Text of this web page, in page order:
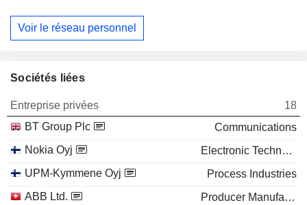
Voir le réseau personnel
Sociétés liées
Entreprise privées
18
BT Group Plc
Communications
Nokia Oyj
Electronic Technology
UPM-Kymmene Oyj
Process Industries
ABB Ltd.
Producer Manufacturing